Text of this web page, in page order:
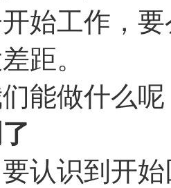
始工作，
距。
能做什么呢
认识到开